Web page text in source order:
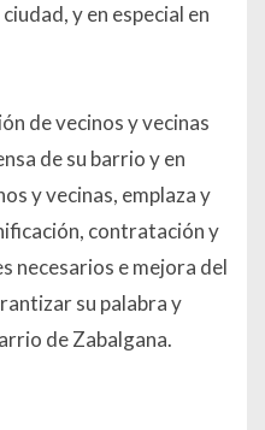
y en especial en
de vecinos y vecinas
de su barrio y en
y vecinas, emplaza y
contratación y
necesarios e mejora del
su palabra y
de Zabalgana.